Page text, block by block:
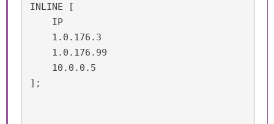
INLINE [
    IP
    1.0.176.3
    1.0.176.99
    10.0.0.5
];